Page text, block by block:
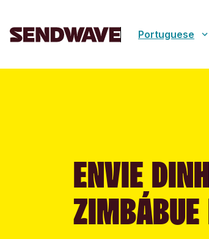
Portuguese
ENVIE
ZIMBÁBUE